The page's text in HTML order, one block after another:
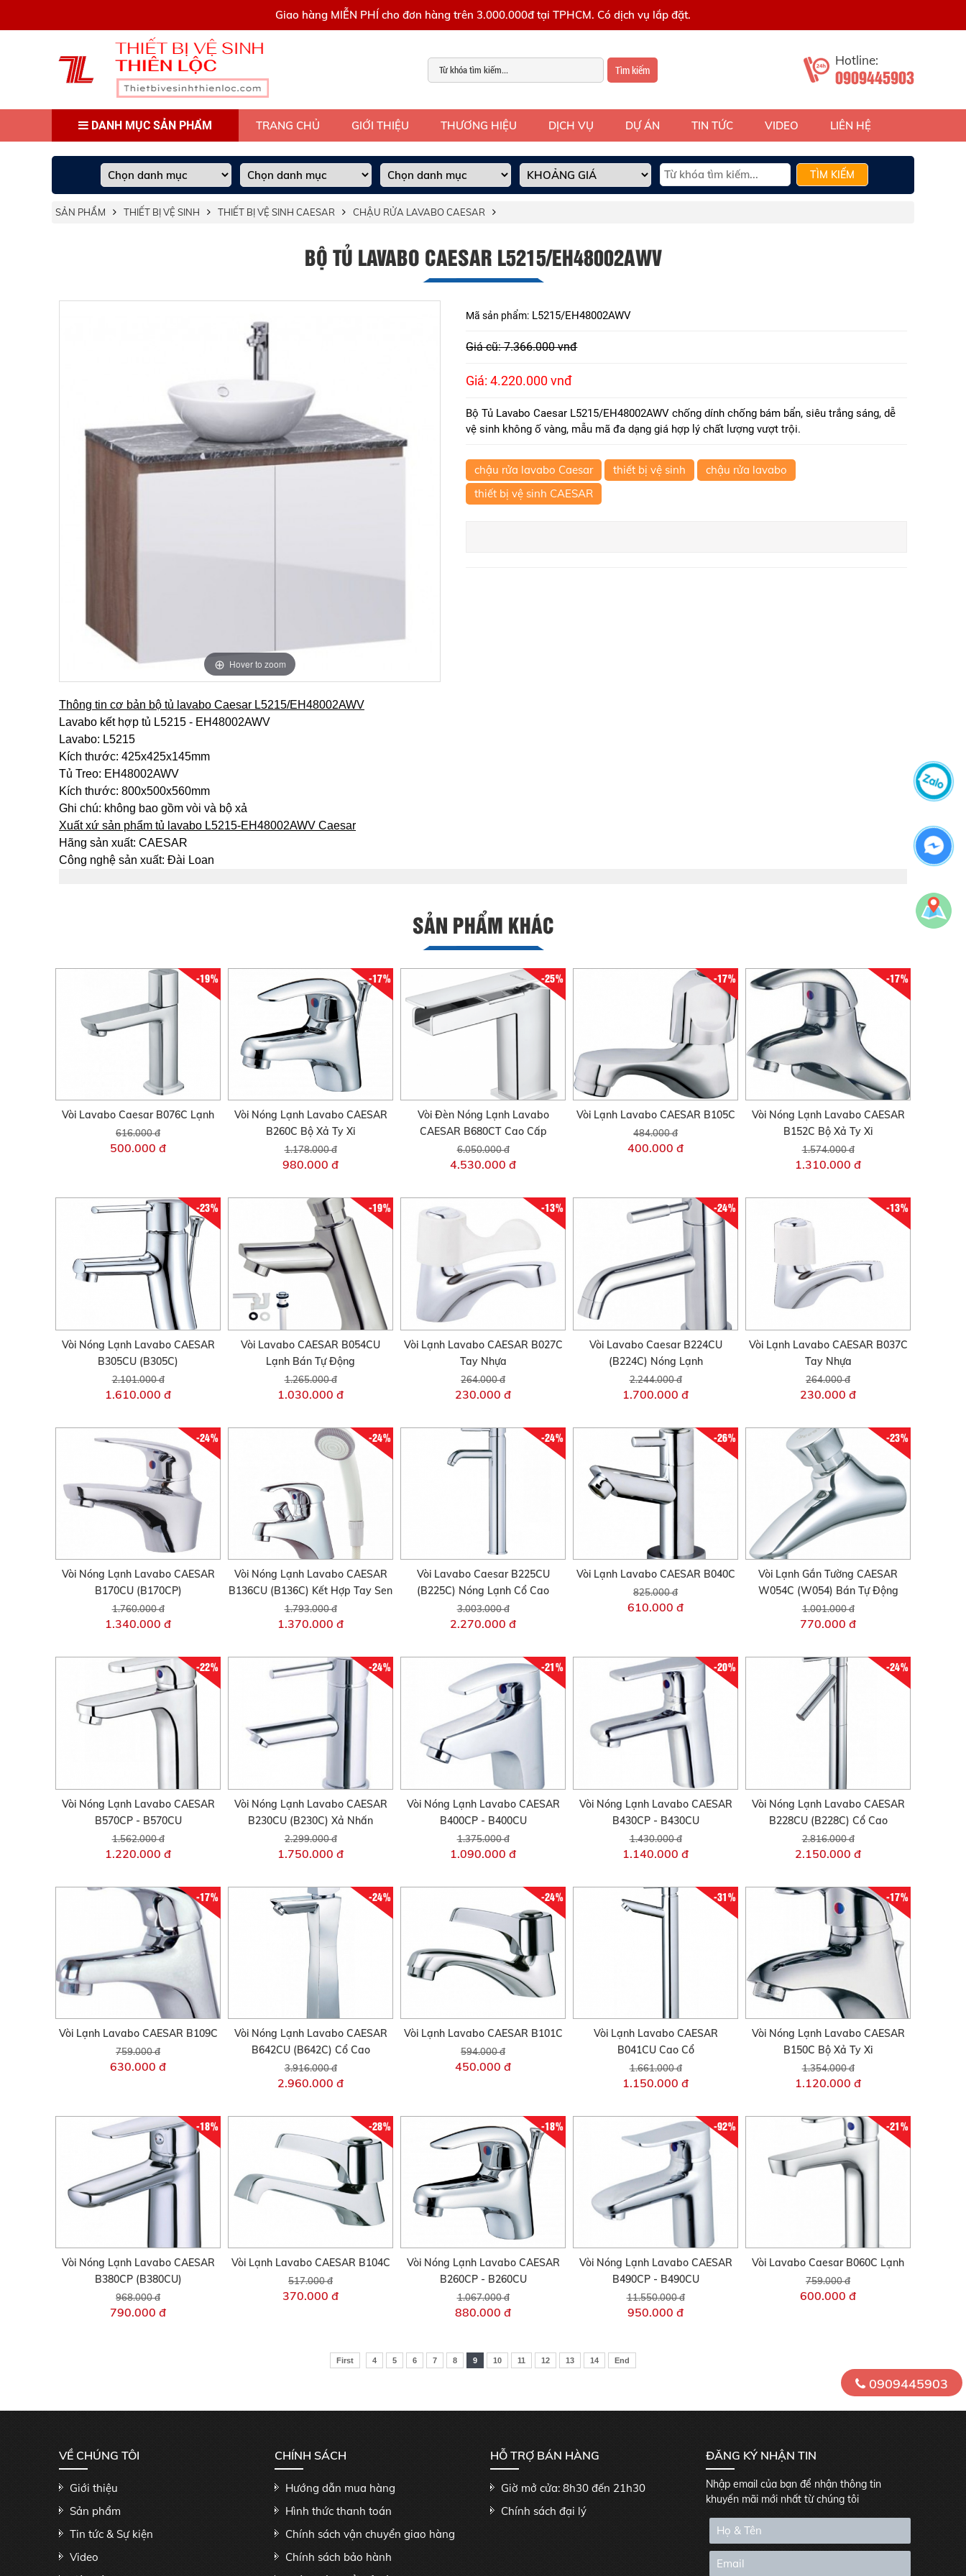
Giao hàng MIỄN PHÍ cho đơn hàng trên 3.000.000đ tại TPHCM. Có dịch vụ lắp đặt.
Tìm kiếm
Hotline:
0909445903
DANH MỤC SẢN PHẨM TRANG CHỦ GIỚI THIỆU THƯƠNG HIỆU DỊCH VỤ DỰ ÁN TIN TỨC VIDEO LIÊN HỆ
TÌM KIẾM
SẢN PHẨM THIẾT BỊ VỆ SINH THIẾT BỊ VỆ SINH CAESAR CHẬU RỬA LAVABO CAESAR
BỘ TỦ LAVABO CAESAR L5215/EH48002AWV
Hover to zoom
Mã sản phẩm: L5215/EH48002AWV
Giá cũ: 7.366.000 vnđ
Giá: 4.220.000 vnđ
Bộ Tủ Lavabo Caesar L5215/EH48002AWV chống dính chống bám bẩn, siêu trắng sáng, dễ
vệ sinh không ố vàng, mẫu mã đa dạng giá hợp lý chất lượng vượt trội.
chậu rửa lavabo Caesar thiết bị vệ sinh
chậu rửa lavabo
thiết bị vệ sinh CAESAR
Thông tin cơ bản bộ tủ lavabo Caesar L5215/EH48002AWV
Lavabo kết hợp tủ L5215 - EH48002AWV
Lavabo: L5215
Kích thước: 425x425x145mm
Tủ Treo: EH48002AWV
Kích thước: 800x500x560mm
Ghi chú: không bao gồm vòi và bộ xả
Xuất xứ sản phẩm tủ lavabo L5215-EH48002AWV Caesar
Hãng sản xuất: CAESAR
Công nghệ sản xuất: Đài Loan
SẢN PHẨM KHÁC
-19%
Vòi Lavabo Caesar B076C Lạnh
616.000 đ
500.000 đ
-17%
Vòi Nóng Lạnh Lavabo CAESAR
B260C Bộ Xả Ty Xi
1.178.000 đ
980.000 đ
-25%
Vòi Đèn Nóng Lạnh Lavabo
CAESAR B680CT Cao Cấp
6.050.000 đ
4.530.000 đ
-17%
Vòi Lạnh Lavabo CAESAR B105C
484.000 đ
400.000 đ
-17%
Vòi Nóng Lạnh Lavabo CAESAR
B152C Bộ Xả Ty Xi
1.574.000 đ
1.310.000 đ
-23%
Vòi Nóng Lạnh Lavabo CAESAR
B305CU (B305C)
2.101.000 đ
1.610.000 đ
-19%
Vòi Lavabo CAESAR B054CU
Lạnh Bán Tự Động
1.265.000 đ
1.030.000 đ
-13%
Vòi Lạnh Lavabo CAESAR B027C
Tay Nhựa
264.000 đ
230.000 đ
-24%
Vòi Lavabo Caesar B224CU
(B224C) Nóng Lạnh
2.244.000 đ
1.700.000 đ
-13%
Vòi Lạnh Lavabo CAESAR B037C
Tay Nhựa
264.000 đ
230.000 đ
-24%
Vòi Nóng Lạnh Lavabo CAESAR
B170CU (B170CP)
1.760.000 đ
1.340.000 đ
-24%
Vòi Nóng Lạnh Lavabo CAESAR
B136CU (B136C) Kết Hợp Tay Sen
1.793.000 đ
1.370.000 đ
-24%
Vòi Lavabo Caesar B225CU
(B225C) Nóng Lạnh Cổ Cao
3.003.000 đ
2.270.000 đ
-26%
Vòi Lạnh Lavabo CAESAR B040C
825.000 đ
610.000 đ
-23%
Vòi Lạnh Gắn Tường CAESAR
W054C (W054) Bán Tự Động
1.001.000 đ
770.000 đ
-22%
Vòi Nóng Lạnh Lavabo CAESAR
B570CP - B570CU
1.562.000 đ
1.220.000 đ
-24%
Vòi Nóng Lạnh Lavabo CAESAR
B230CU (B230C) Xả Nhấn
2.299.000 đ
1.750.000 đ
-21%
Vòi Nóng Lạnh Lavabo CAESAR
B400CP - B400CU
1.375.000 đ
1.090.000 đ
-20%
Vòi Nóng Lạnh Lavabo CAESAR
B430CP - B430CU
1.430.000 đ
1.140.000 đ
-24%
Vòi Nóng Lạnh Lavabo CAESAR
B228CU (B228C) Cổ Cao
2.816.000 đ
2.150.000 đ
-17%
Vòi Lạnh Lavabo CAESAR B109C
759.000 đ
630.000 đ
-24%
Vòi Nóng Lạnh Lavabo CAESAR
B642CU (B642C) Cổ Cao
3.916.000 đ
2.960.000 đ
-24%
Vòi Lạnh Lavabo CAESAR B101C
594.000 đ
450.000 đ
-31%
Vòi Lạnh Lavabo CAESAR
B041CU Cao Cổ
1.661.000 đ
1.150.000 đ
-17%
Vòi Nóng Lạnh Lavabo CAESAR
B150C Bộ Xả Ty Xi
1.354.000 đ
1.120.000 đ
-18%
Vòi Nóng Lạnh Lavabo CAESAR
B380CP (B380CU)
968.000 đ
790.000 đ
-28%
Vòi Lạnh Lavabo CAESAR B104C
517.000 đ
370.000 đ
-18%
Vòi Nóng Lạnh Lavabo CAESAR
B260CP - B260CU
1.067.000 đ
880.000 đ
-92%
Vòi Nóng Lạnh Lavabo CAESAR
B490CP - B490CU
11.550.000 đ
950.000 đ
-21%
Vòi Lavabo Caesar B060C Lạnh
759.000 đ
600.000 đ
First 4 5 6 7 8 9 10 11 12 13 14 End
VỀ CHÚNG TÔI
Giới thiệu
Sản phẩm
Tin tức & Sự kiện
Video
CHÍNH SÁCH
Hướng dẫn mua hàng
Hình thức thanh toán
Chính sách vận chuyển giao hàng
Chính sách bảo hành
HỖ TRỢ BÁN HÀNG
Giờ mở cửa: 8h30 đến 21h30
Chính sách đại lý
ĐĂNG KÝ NHẬN TIN
Nhập email của bạn để nhận thông tin
khuyến mãi mới nhất từ chúng tôi
0909445903